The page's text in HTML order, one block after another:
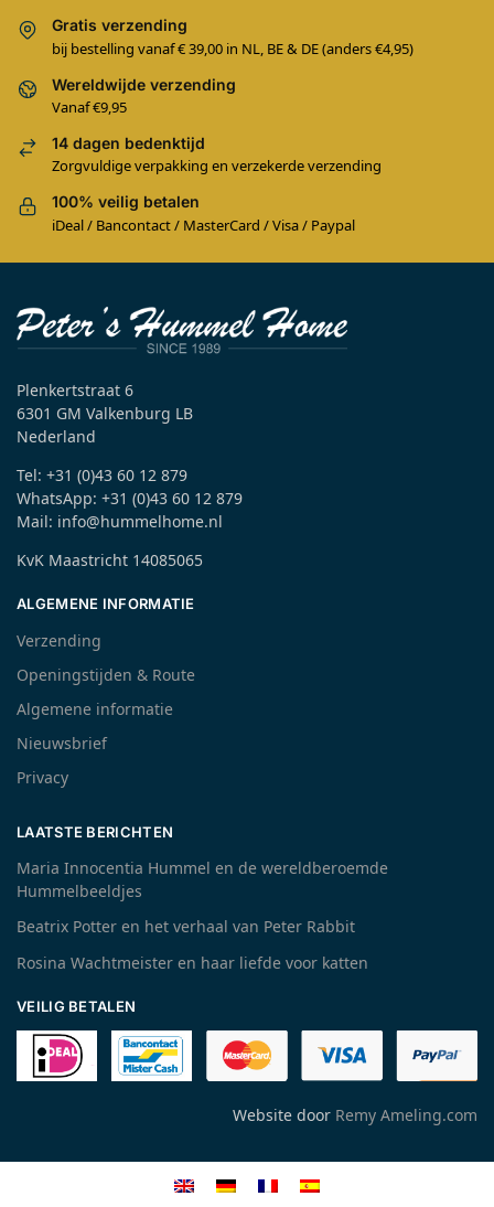
Gratis verzending
bij bestelling vanaf € 39,00 in NL, BE & DE (anders €4,95)
Wereldwijde verzending
Vanaf €9,95
14 dagen bedenktijd
Zorgvuldige verpakking en verzekerde verzending
100% veilig betalen
iDeal / Bancontact / MasterCard / Visa / Paypal
Plenkertstraat 6
6301 GM Valkenburg LB
Nederland
Tel: +31 (0)43 60 12 879
WhatsApp: +31 (0)43 60 12 879
Mail: info@hummelhome.nl
KvK Maastricht 14085065
ALGEMENE INFORMATIE
Verzending
Openingstijden & Route
Algemene informatie
Nieuwsbrief
Privacy
LAATSTE BERICHTEN
Maria Innocentia Hummel en de wereldberoemde
Hummelbeeldjes
Beatrix Potter en het verhaal van Peter Rabbit
Rosina Wachtmeister en haar liefde voor katten
VEILIG BETALEN
Website door Remy Ameling.com